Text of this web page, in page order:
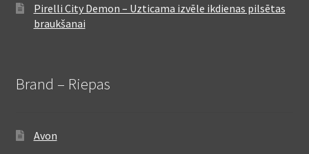
Pirelli City Demon – Uzticama izvēle ikdienas pilsētas
braukšanai
Brand – Riepas
Avon